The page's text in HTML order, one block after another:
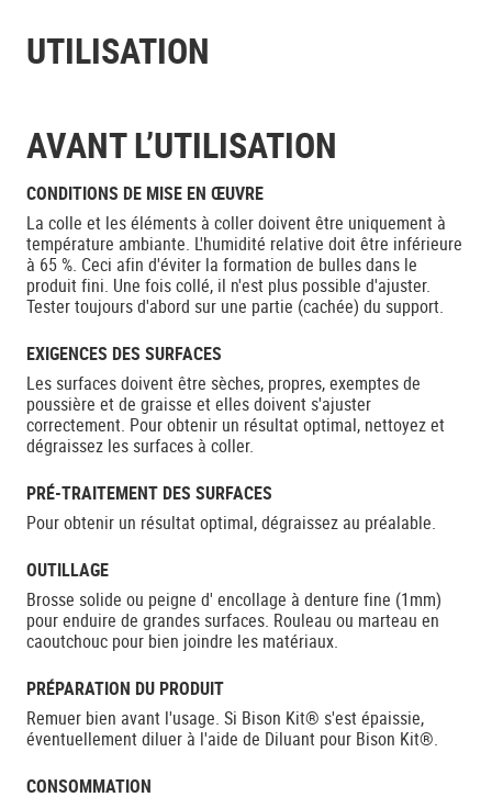
UTILISATION
AVANT L’UTILISATION
CONDITIONS DE MISE EN ŒUVRE
La colle et les éléments à coller doivent être uniquement à
température ambiante. L'humidité relative doit être inférieure
à 65 %. Ceci afin d'éviter la formation de bulles dans le
produit fini. Une fois collé, il n'est plus possible d'ajuster.
Tester toujours d'abord sur une partie (cachée) du support.
EXIGENCES DES SURFACES
Les surfaces doivent être sèches, propres, exemptes de
poussière et de graisse et elles doivent s'ajuster
correctement. Pour obtenir un résultat optimal, nettoyez et
dégraissez les surfaces à coller.
PRÉ-TRAITEMENT DES SURFACES
Pour obtenir un résultat optimal, dégraissez au préalable.
OUTILLAGE
Brosse solide ou peigne d' encollage à denture fine (1mm)
pour enduire de grandes surfaces. Rouleau ou marteau en
caoutchouc pour bien joindre les matériaux.
PRÉPARATION DU PRODUIT
Remuer bien avant l'usage. Si Bison Kit® s'est épaissie,
éventuellement diluer à l'aide de Diluant pour Bison Kit®.
CONSOMMATION